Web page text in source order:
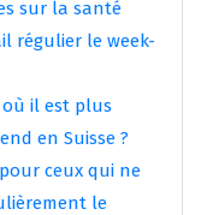
sur la santé
régulier le week-
où il est plus
en Suisse ?
ceux qui ne
le